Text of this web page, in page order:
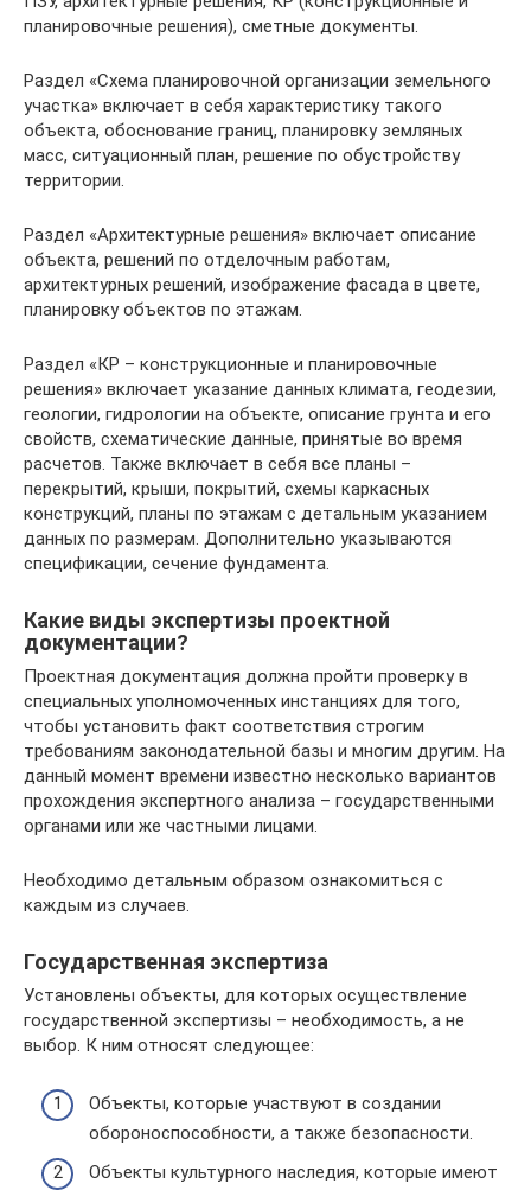
планировочные решения), сметные документы.
Раздел «Схема планировочной организации земельного
участка» включает в себя характеристику такого
объекта, обоснование границ, планировку земляных
масс, ситуационный план, решение по обустройству
территории.
Раздел «Архитектурные решения» включает описание
объекта, решений по отделочным работам,
архитектурных решений, изображение фасада в цвете,
планировку объектов по этажам.
Раздел «КР – конструкционные и планировочные
решения» включает указание данных климата, геодезии,
геологии, гидрологии на объекте, описание грунта и его
свойств, схематические данные, принятые во время
расчетов. Также включает в себя все планы –
перекрытий, крыши, покрытий, схемы каркасных
конструкций, планы по этажам с детальным указанием
данных по размерам. Дополнительно указываются
спецификации, сечение фундамента.
Какие виды экспертизы проектной
документации?
Проектная документация должна пройти проверку в
специальных уполномоченных инстанциях для того,
чтобы установить факт соответствия строгим
требованиям законодательной базы и многим другим. На
данный момент времени известно несколько вариантов
прохождения экспертного анализа – государственными
органами или же частными лицами.
Необходимо детальным образом ознакомиться с
каждым из случаев.
Государственная экспертиза
Установлены объекты, для которых осуществление
государственной экспертизы – необходимость, а не
выбор. К ним относят следующее:
Объекты, которые участвуют в создании
обороноспособности, а также безопасности.
Объекты культурного наследия, которые имеют